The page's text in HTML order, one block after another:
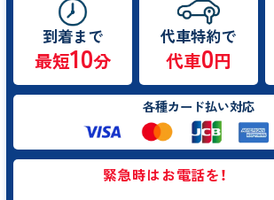
到着まで
最短10分
代車特約で
代車0円
各種カード払い対応
緊急時はお電話を！